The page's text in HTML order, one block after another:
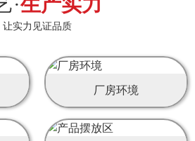
让实力见证品质
厂房环境